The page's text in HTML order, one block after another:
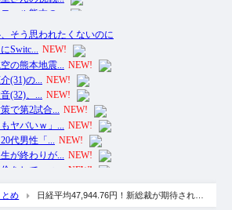
とめ
日経平均47,944.76円！新総裁が期待されす